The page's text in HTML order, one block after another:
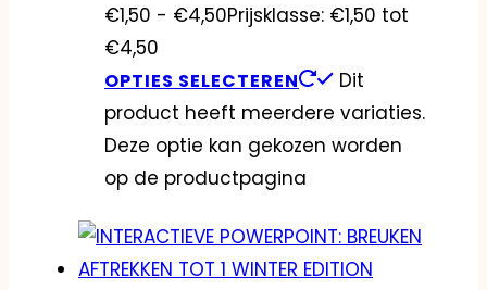
€1,50 - €4,50Prijsklasse: €1,50 tot
€4,50
OPTIES SELECTEREN
Dit
product heeft meerdere variaties.
Deze optie kan gekozen worden
op de productpagina